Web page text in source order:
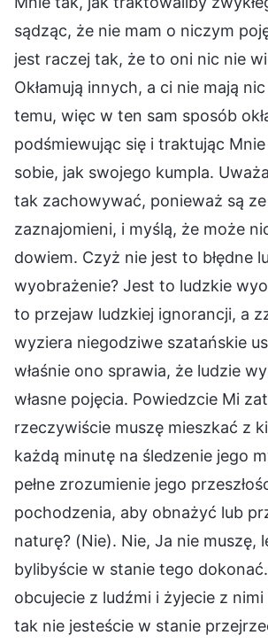
sądząc, że nie mam o niczym
jest raczej tak, że to oni nic nie
Okłamują innych, a ci nie mają
temu, więc w ten sam sposób
podśmiewując się i traktując
sobie, jak swojego kumpla.
tak zachowywać, ponieważ są
zaznajomieni, i myślą, że może
dowiem. Czyż nie jest to błędne
wyobrażenie? Jest to ludzkie
to przejaw ludzkiej ignorancji, a
wyziera niegodziwe szatańskie
właśnie ono sprawia, że ludzie
własne pojęcia. Powiedzcie Mi
rzeczywiście muszę mieszkać z
każdą minutę na śledzenie jego
pełne zrozumienie jego
pochodzenia, aby obnażyć lub
naturę? (Nie). Nie, Ja nie muszę,
bylibyście w stanie tego
obcujecie z ludźmi i żyjecie z
tak nie jesteście w stanie